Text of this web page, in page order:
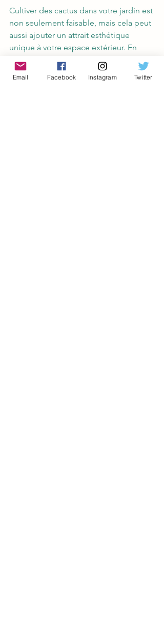
Cultiver des cactus dans votre jardin est
non seulement faisable, mais cela peut
aussi ajouter un attrait esthétique
unique à votre espace extérieur. En
respectant les besoins spécifiques de
ces plantes fascinantes, vous pouvez
Email Facebook Instagram Twitter